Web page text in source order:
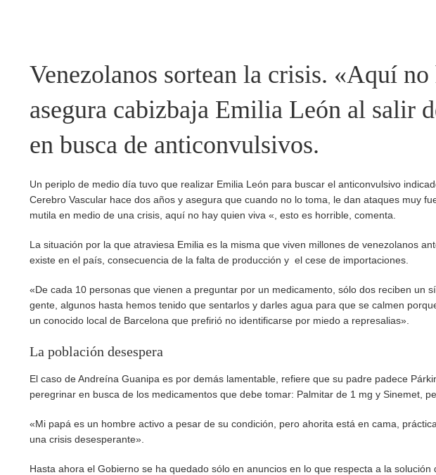
Venezolanos sortean la crisis. «Aquí
asegura cabizbaja Emilia León al salir
en busca de anticonvulsivos.
Un periplo de medio día tuvo que realizar Emilia León para buscar el anticonvulsivo
Cerebro Vascular hace dos años y asegura que cuando no lo toma, le dan ataques muy
mutila en medio de una crisis, aquí no hay quien viva «, esto es horrible, comenta.
La situación por la que atraviesa Emilia es la misma que viven millones de venezolanos
existe en el país, consecuencia de la falta de producción y el cese de importaciones.
«De cada 10 personas que vienen a preguntar por un medicamento, sólo dos reciben un
gente, algunos hasta hemos tenido que sentarlos y darles agua para que se calmen
un conocido local de Barcelona que prefirió no identificarse por miedo a represalias».
La población desespera
El caso de Andreína Guanipa es por demás lamentable, refiere que su padre padece
peregrinar en busca de los medicamentos que debe tomar: Palmitar de 1 mg y Sinemet,
«Mi papá es un hombre activo a pesar de su condición, pero ahorita está en cama,
una crisis desesperante».
Hasta ahora el Gobierno se ha quedado sólo en anuncios en lo que respecta a la